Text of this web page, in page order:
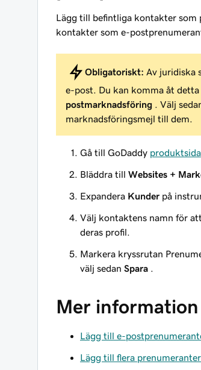
Lägg till befintliga kontakter som
kontakter som e-
Obligatoriskt: Av juridiska
e-post. Du kan komma åt
postmarknadsföring . Välj
marknadsföringsmejl till dem.
Gå till GoDaddy produktsida
Bläddra till Websites +
Expandera Kunder på
Välj kontaktens namn för
deras profil.
Markera kryssrutan
välj sedan Spara
Mer information
Lägg till e-
Lägg till flera